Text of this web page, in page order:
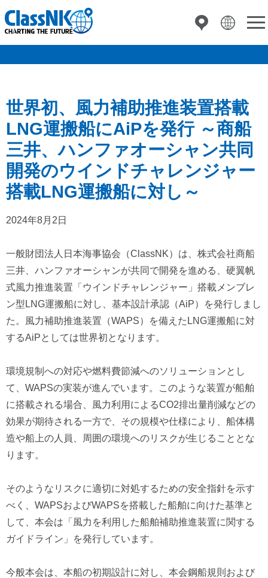
世界初、風力補助推進装置搭載
LNG運搬船にAiPを発行 ～商船
三井、ハンファオーシャン共同
開発のウインドチャレンジャー
搭載LNG運搬船に対し～
2024年8月2日
一般財団法人日本海事協会（ClassNK）は、株式会社商船
三井、ハンファオーシャンが共同で開発を進める、硬翼帆
式風力推進装置「ウインドチャレンジャー」搭載メンブレ
ン型LNG運搬船に対し、基本設計承認（AiP）を発行しまし
た。風力補助推進装置（WAPS）を備えたLNG運搬船に対
するAiPとしては世界初となります。
環境規制への対応や燃料費節減へのソリューションとし
て、WAPSの実装が進んでいます。このような装置が船舶
に搭載される場合、風力利用によるCO2排出量削減などの
効果が期待される一方で、その規模や仕様により、船体構
造や船上の人員、周囲の環境へのリスクが生じることとな
ります。
そのようなリスクに適切に対処するための安全指針を示す
べく、WAPSおよびWAPSを搭載した船舶に向けた基準と
して、本会は「風力を利用した船舶補助推進装置に関する
ガイドライン」を発行しています。
今般本会は、本船の初期設計に対し、本会鋼船規則および